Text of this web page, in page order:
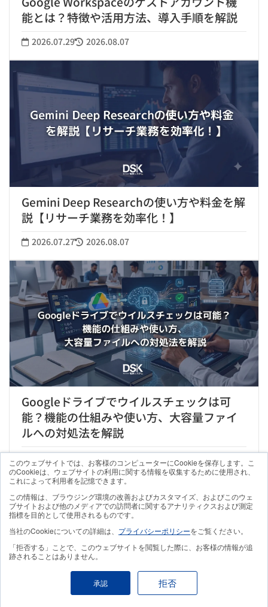
このウェブサイトでは、お客様のコンピューターにCookieを保存します。こ
のCookieは、ウェブサイトの利用に関する情報を収集するために使用され、
これによって利用者を記憶できます。
この情報は、ブラウジング環境の改善およびカスタマイズ、およびこのウェ
ブサイトおよび他のメディアでの訪問者に関するアナリティクスおよび測定
指標を目的として使用されるものです。
当社のCookieについての詳細は、 プライバシーポリシーをご覧ください。
「拒否する」ことで、このウェブサイトを閲覧した際に、お客様の情報が追
跡されることはありません。
承認 拒否
能とは？特徴や活用方法、導入手順を解説
2026.07.29 2026.08.07
Gemini Deep Researchの使い方や料金を解
説【リサーチ業務を効率化！】
2026.07.27 2026.08.07
Googleドライブでウイルスチェックは可
能？機能の仕組みや使い方、大容量ファイ
ルへの対処法を解説
2026.07.24 2026.08.07